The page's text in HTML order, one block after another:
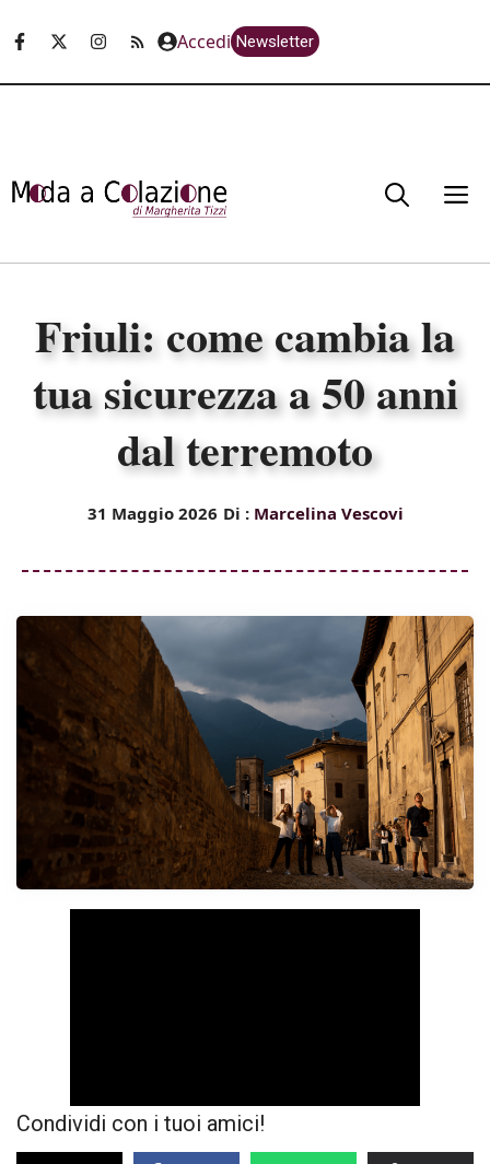
Accedi Newsletter
Friuli: come cambia la
tua sicurezza a 50 anni
dal terremoto
31 Maggio 2026 Di : Marcelina Vescovi
Condividi con i tuoi amici!